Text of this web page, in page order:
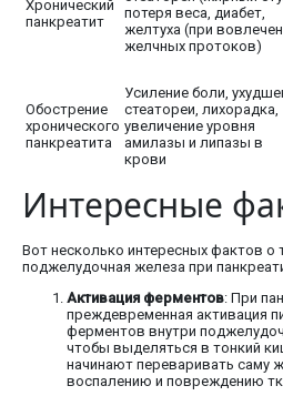
Хронический
панкреатит
потеря веса, диабет,
желтуха (при
желчных протоков)
Обострение
хронического
панкреатита
Усиление боли,
стеатореи, лихорадка,
увеличение уровня
амилазы и липазы в
крови
Интересные
Вот несколько интересных фактов о
поджелудочная железа при
Активация ферментов: При
преждевременная активация
ферментов внутри
чтобы выделяться в тонкий
начинают переваривать саму
воспалению и повреждению